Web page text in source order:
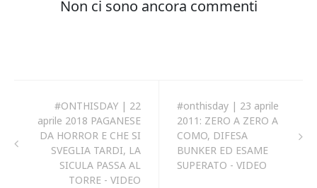
#ONTHISDAY | 22
aprile 2018 PAGANESE
DA HORROR E CHE SI
SVEGLIA TARDI, LA
SICULA PASSA AL
TORRE - VIDEO
#onthisday | 23 aprile
2011: ZERO A ZERO A
COMO, DIFESA
BUNKER ED ESAME
SUPERATO - VIDEO